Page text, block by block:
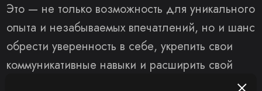
Это — не только возможность для уникального
опыта и незабываемых впечатлений, но и шанс
обрести уверенность в себе, укрепить свои
коммуникативные навыки и расширить свой
кругозор. Если вы готовы к новым вызовам и